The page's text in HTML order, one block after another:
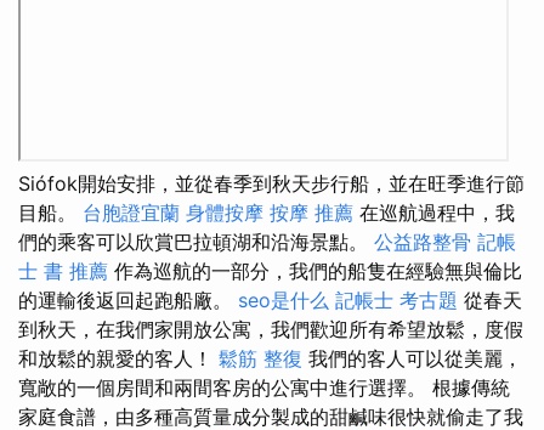
Siófok開始安排，並從春季到秋天步行船，並在旺季進行節
目船。 台胞證宜蘭 身體按摩 按摩 推薦 在巡航過程中，我
們的乘客可以欣賞巴拉頓湖和沿海景點。 公益路整骨 記帳
士 書 推薦 作為巡航的一部分，我們的船隻在經驗無與倫比
的運輸後返回起跑船廠。 seo是什么 記帳士 考古題 從春天
到秋天，在我們家開放公寓，我們歡迎所有希望放鬆，度假
和放鬆的親愛的客人！ 鬆筋 整復 我們的客人可以從美麗，
寬敞的一個房間和兩間客房的公寓中進行選擇。 根據傳統
家庭食譜，由多種高質量成分製成的甜鹹味很快就偷走了我